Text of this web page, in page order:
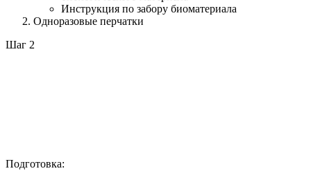
Инструкция по забору биоматериала
Одноразовые перчатки
Шаг 2
Подготовка: